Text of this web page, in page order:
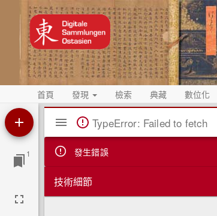
首頁 發現 檢索 典藏 數位化
1
Mirador
閱
覽
器
TypeError: Failed to fetch
發生錯誤
技術細節